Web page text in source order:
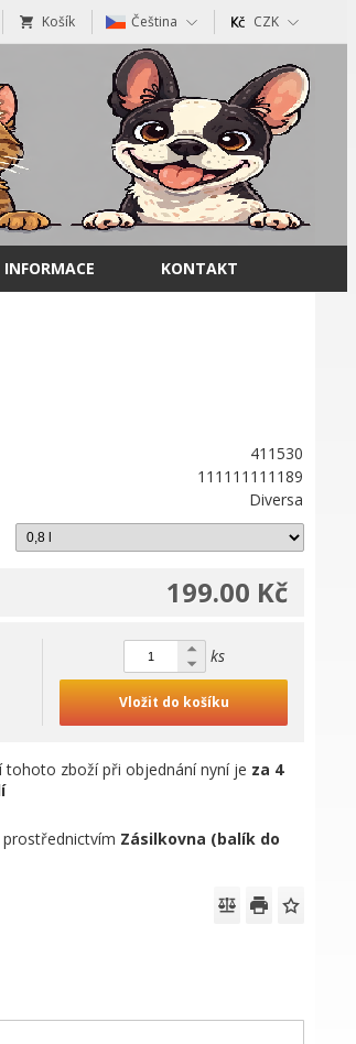
Košík Čeština CZK
INFORMACE KONTAKT
411530
111111111189
Diversa
199.00 Kč
ks
Vložit do košíku
tohoto zboží při objednání nyní je za 4
prostřednictvím Zásilkovna (balík do